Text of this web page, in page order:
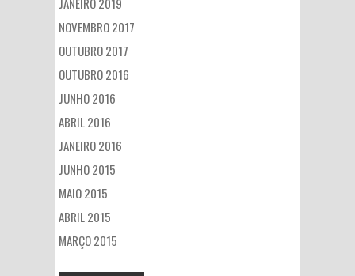
NOVEMBRO 2017
OUTUBRO 2017
OUTUBRO 2016
JUNHO 2016
ABRIL 2016
JANEIRO 2016
JUNHO 2015
MAIO 2015
ABRIL 2015
MARÇO 2015